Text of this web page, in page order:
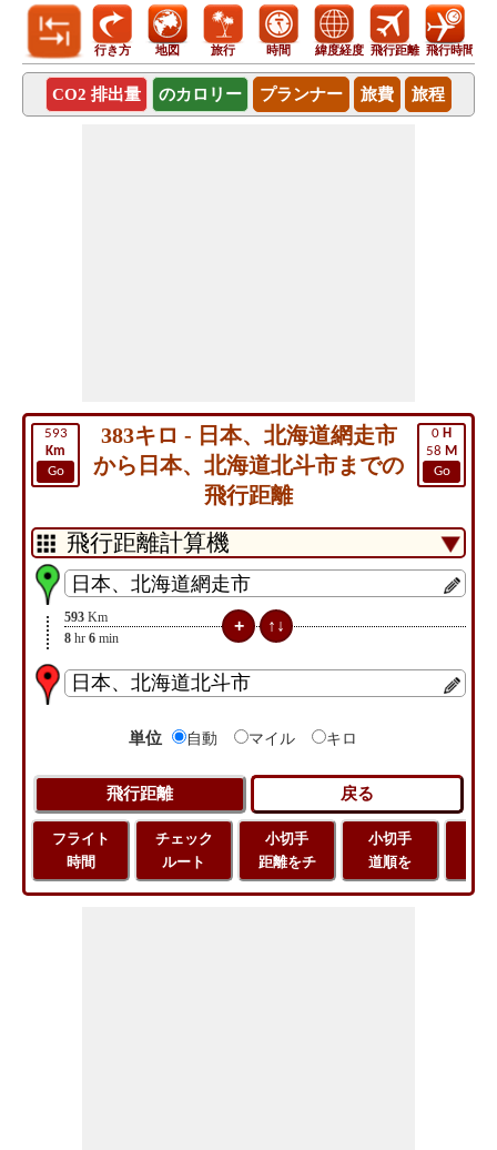
行き方 地図 旅行 時間 緯度経度 飛行距離 飛行時間
CO2 排出量 のカロリー プランナー 旅費 旅程
593
Km
Go
0 H
58 M
Go
383キロ - 日本、北海道網走市
から日本、北海道北斗市までの
飛行距離
593 Km
8 hr 6 min
単位 自動 マイル キロ
フライト
時間
チェック
ルート
小切手
距離をチ
小切手
道順を